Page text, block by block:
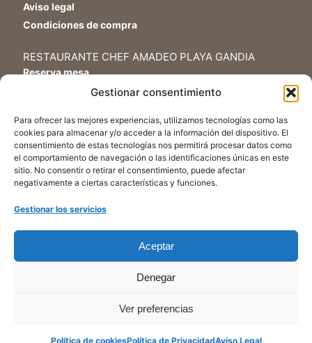
Gestionar consentimiento
Para ofrecer las mejores experiencias, utilizamos tecnologías como las
cookies para almacenar y/o acceder a la información del dispositivo. El
consentimiento de estas tecnologías nos permitirá procesar datos como
el comportamiento de navegación o las identificaciones únicas en este
sitio. No consentir o retirar el consentimiento, puede afectar
negativamente a ciertas características y funciones.
Gestionar los servicios
Aceptar
Denegar
Ver preferencias
Política de cookiesPolítica de PrivacidadAviso Legal
Aviso legal
Condiciones de compra
RESTAURANTE CHEF AMADEO PLAYA GANDIA
Reserva mesa
Tel.+34 962 84 21 76
AYUDA
Mi cuenta
Contacto Tienda Chef Amadeo Delicatessens
SÍGUENOS
Chef Amadeo Delicatessens © 2026